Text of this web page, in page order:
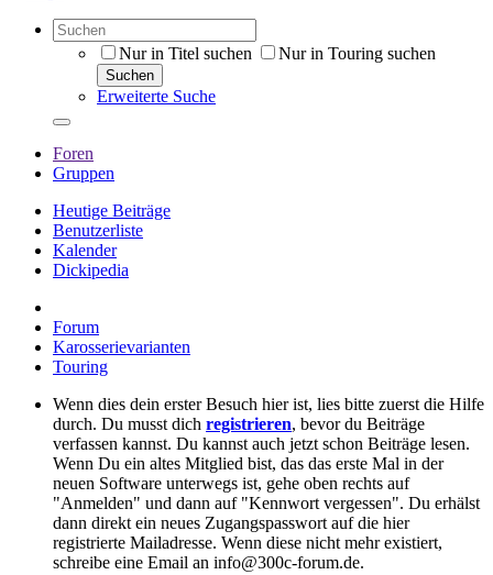
Nur in Titel suchen Nur in Touring suchen
Suchen
Erweiterte Suche
Foren
Gruppen
Heutige Beiträge
Benutzerliste
Kalender
Dickipedia
Forum
Karosserievarianten
Touring
Wenn dies dein erster Besuch hier ist, lies bitte zuerst die Hilfe
durch. Du musst dich registrieren, bevor du Beiträge
verfassen kannst. Du kannst auch jetzt schon Beiträge lesen.
Wenn Du ein altes Mitglied bist, das das erste Mal in der
neuen Software unterwegs ist, gehe oben rechts auf
"Anmelden" und dann auf "Kennwort vergessen". Du erhälst
dann direkt ein neues Zugangspasswort auf die hier
registrierte Mailadresse. Wenn diese nicht mehr existiert,
schreibe eine Email an info@300c-forum.de.